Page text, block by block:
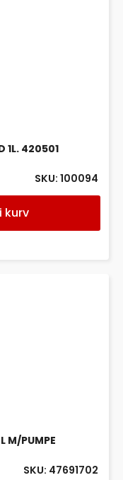
SKU: 100094
1L. 420501
kurv
SKU: 47691702
M/PUMPE